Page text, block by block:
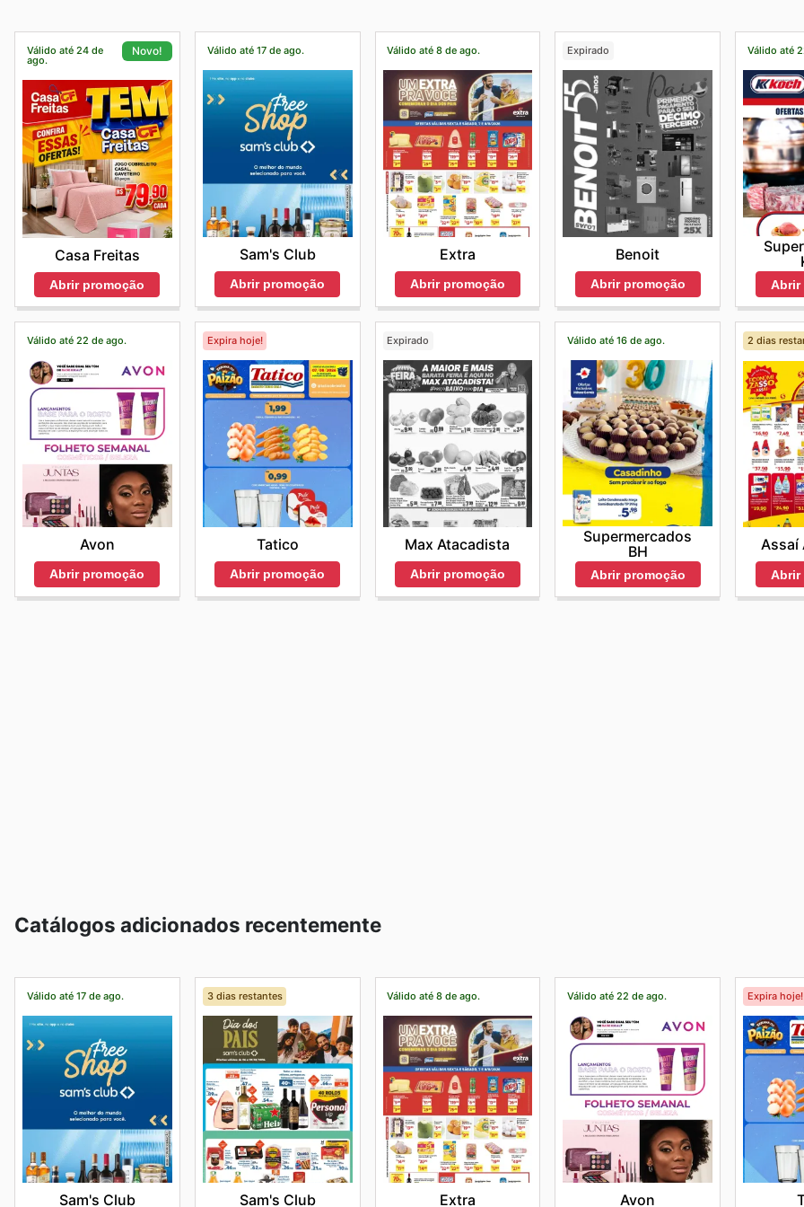
Válido até 24 de
ago.
Novo!
Casa Freitas
Abrir promoção
Válido até 17 de ago.
Sam's Club
Abrir promoção
Válido até 8 de ago.
Extra
Abrir promoção
Expirado
Benoit
Abrir promoção
Válido até
Abrir
Válido até 22 de ago.
Avon
Abrir promoção
Expira hoje!
Tatico
Abrir promoção
Expirado
Max Atacadista
Abrir promoção
Válido até 16 de ago.
Supermercados
BH
Abrir promoção
2 dias
Assaí
Abrir
Catálogos adicionados recentemente
Válido até 17 de ago.
Sam's Club
3 dias restantes
Sam's Club
Válido até 8 de ago.
Extra
Válido até 22 de ago.
Avon
Expira hoje!